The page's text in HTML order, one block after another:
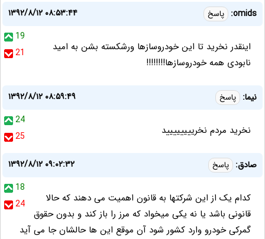
omids: پاسخ
۱۳۹۲/۸/۱۲ ۰۸:۵۳:۴۴
19
21
اینقدر نخرید تا این خودروسازها ورشکسته بشن به امید
نابودی همه خودروسازها!!!!!!!!
نیما: پاسخ
۱۳۹۲/۸/۱۲ ۰۸:۵۹:۴۹
24
25
نخرید مردم نخریییییییید
صادق: پاسخ
۱۳۹۲/۸/۱۲ ۰۹:۰۲:۳۲
18
24
کدام یک از این شرکتها به قانون اهمیت می دهند که حالا
قانونی باشد یا نه یکی میخواد که مرز را باز کند و بدون حقوق
گمرکی خودرو وارد کشور شود آن موقع این ها حالشان جا می آید